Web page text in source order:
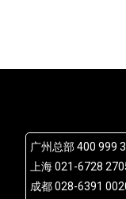
广州总部 400
上海 021-6728
成都 028-6391